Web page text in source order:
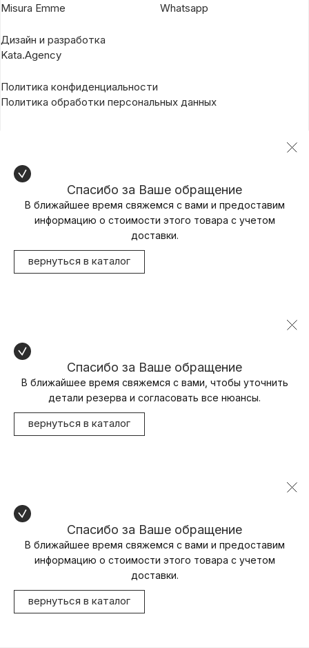
Misura Emme
Whatsapp
Дизайн и разработка
Kata.Agency
Политика конфиденциальности
Политика обработки персональных данных
Спасибо за Ваше обращение
В ближайшее время свяжемся с вами и предоставим
информацию о стоимости этого товара с учетом
доставки.
вернуться в каталог
Спасибо за Ваше обращение
В ближайшее время свяжемся с вами, чтобы уточнить
детали резерва и согласовать все нюансы.
вернуться в каталог
Спасибо за Ваше обращение
В ближайшее время свяжемся с вами и предоставим
информацию о стоимости этого товара с учетом
доставки.
вернуться в каталог